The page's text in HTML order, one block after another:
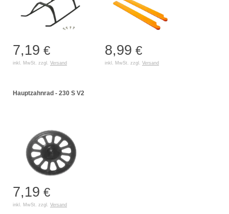
7,19 €
inkl. MwSt. zzgl. Versand
8,99 €
inkl. MwSt. zzgl. Versand
Hauptzahnrad - 230 S V2
7,19 €
inkl. MwSt. zzgl. Versand